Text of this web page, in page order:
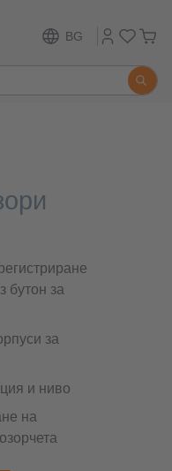
BG
бутон за
за
и ниво
на